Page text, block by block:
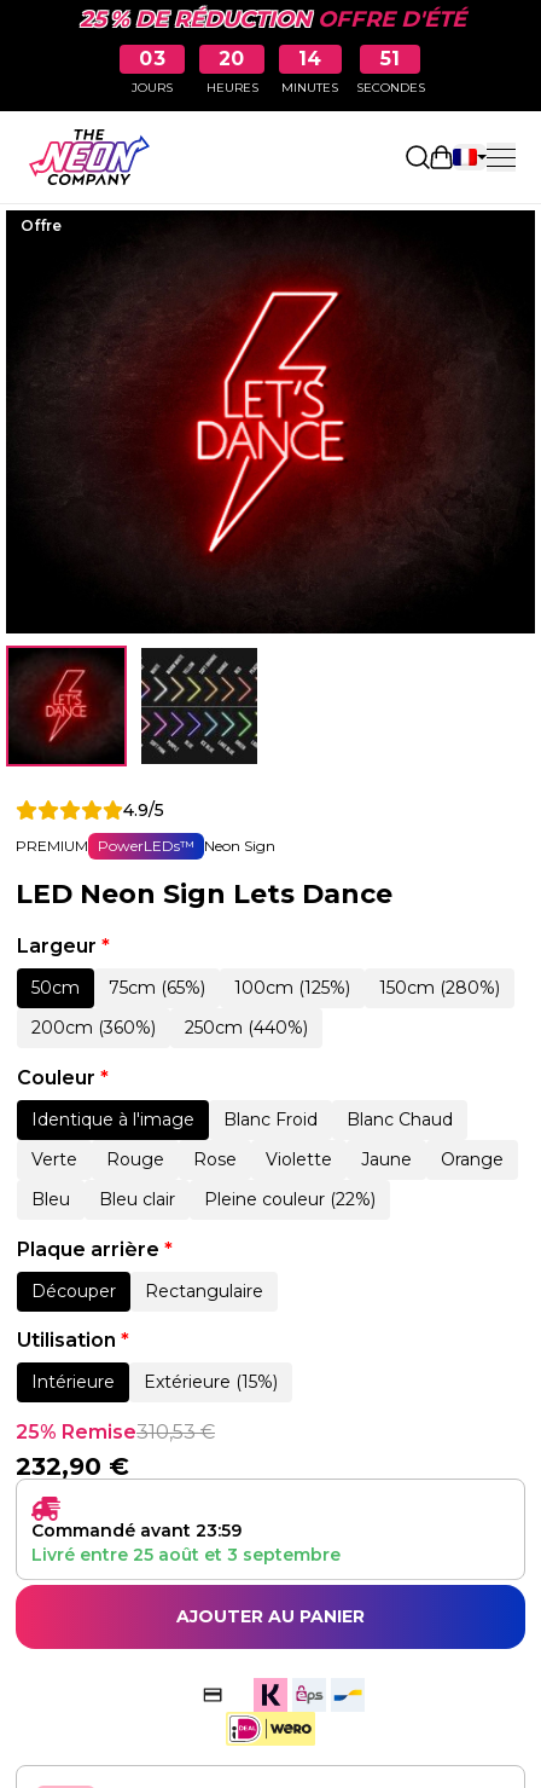
25 % DE RÉDUCTIONOFFRE D'ÉTÉ
03
JOURS
20
HEURES
14
MINUTES
50
SECONDES
Ouvrir le
Offre
4.9/5
PREMIUM PowerLEDs™ Neon Sign
LED Neon Sign Lets Dance
Largeur *
50cm 75cm (65%) 100cm (125%)
150cm (280%)
200cm (360%)
250cm (440%)
Couleur *
Identique à l'image Blanc Froid
Blanc Chaud
Verte
Rouge Rose Violette Jaune
Orange
Bleu
Bleu clair Pleine couleur (22%)
Plaque arrière *
Découper Rectangulaire
Utilisation *
Intérieure Extérieure (15%)
25% Remise310,53€
232,90 €
Commandé avant 23:59
Livré entre 25 août et 3 septembre
AJOUTER AU PANIER